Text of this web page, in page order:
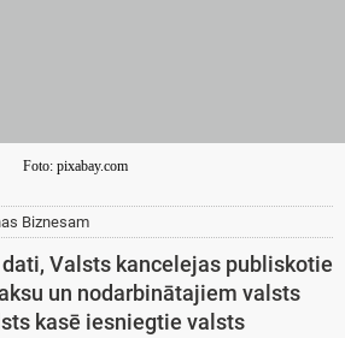
Foto: pixabay.com
Biznesam
Valsts kancelejas publiskotie
un nodarbinātajiem valsts
kasē iesniegtie valsts